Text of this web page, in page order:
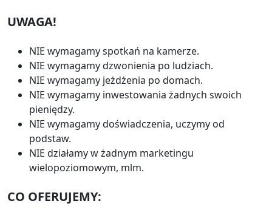
UWAGA!
NIE wymagamy spotkań na kamerze.
NIE wymagamy dzwonienia po ludziach.
NIE wymagamy jeżdżenia po domach.
NIE wymagamy inwestowania żadnych swoich
pieniędzy.
NIE wymagamy doświadczenia, uczymy od
podstaw.
NIE działamy w żadnym marketingu
wielopoziomowym, mlm.
CO OFERUJEMY: